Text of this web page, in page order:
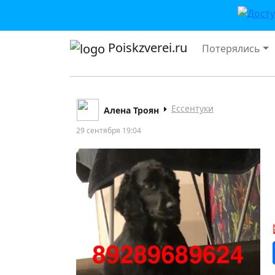
Poiskzverei.ru Потерялись
Алена Троян Ессентуки
29 сентября 19:04